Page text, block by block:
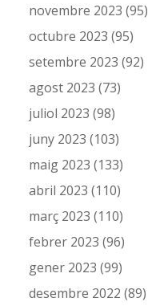
novembre 2023 (95)
octubre 2023 (95)
setembre 2023 (92)
agost 2023 (73)
juliol 2023 (98)
juny 2023 (103)
maig 2023 (133)
abril 2023 (110)
març 2023 (110)
febrer 2023 (96)
gener 2023 (99)
desembre 2022 (89)